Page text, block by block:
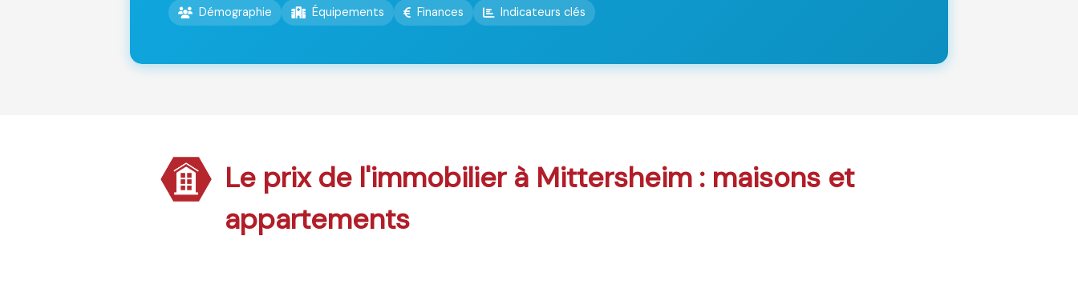
Démographie Équipements Finances Indicateurs clés
Le prix de l'immobilier à Mittersheim : maisons et
appartements